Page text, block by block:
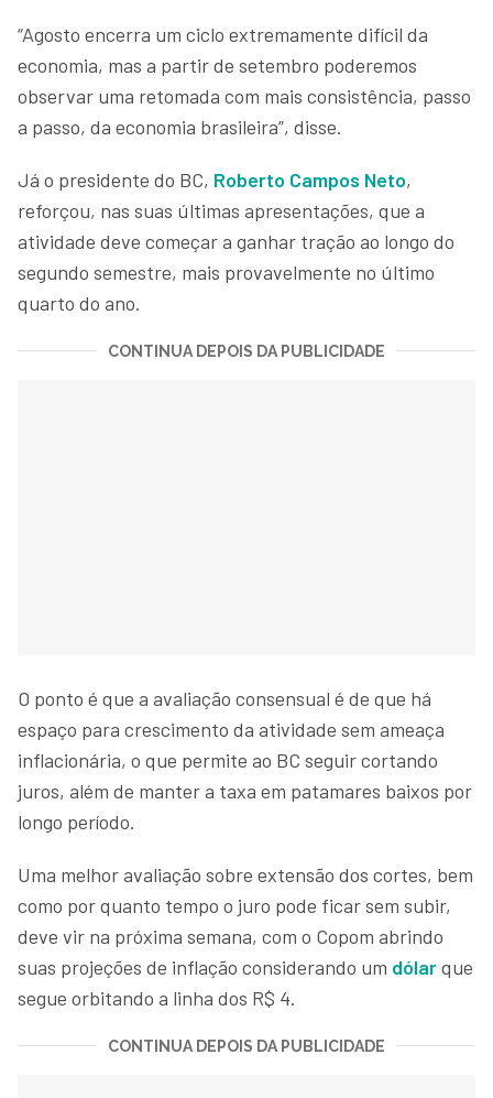
“Agosto encerra um ciclo extremamente difícil da
economia, mas a partir de setembro poderemos
observar uma retomada com mais consistência, passo
a passo, da economia brasileira”, disse.
Já o presidente do BC, Roberto Campos Neto,
reforçou, nas suas últimas apresentações, que a
atividade deve começar a ganhar tração ao longo do
segundo semestre, mais provavelmente no último
quarto do ano.
CONTINUA DEPOIS DA PUBLICIDADE
O ponto é que a avaliação consensual é de que há
espaço para crescimento da atividade sem ameaça
inflacionária, o que permite ao BC seguir cortando
juros, além de manter a taxa em patamares baixos por
longo período.
Uma melhor avaliação sobre extensão dos cortes, bem
como por quanto tempo o juro pode ficar sem subir,
deve vir na próxima semana, com o Copom abrindo
suas projeções de inflação considerando um dólarque
segue orbitando a linha dos R$ 4.
CONTINUA DEPOIS DA PUBLICIDADE